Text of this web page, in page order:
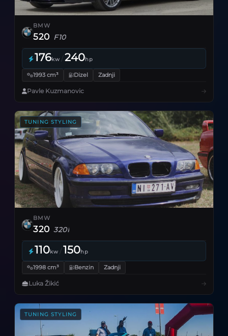
BMW
520 F10
176kw /240hp
1993 cm³ Dizel Zadnji
Pavle Kuzmanovic
TUNING STYLING
BMW
320 320I
110kw /150hp
1998 cm³ Benzin Zadnji
Luka Žikić
TUNING STYLING